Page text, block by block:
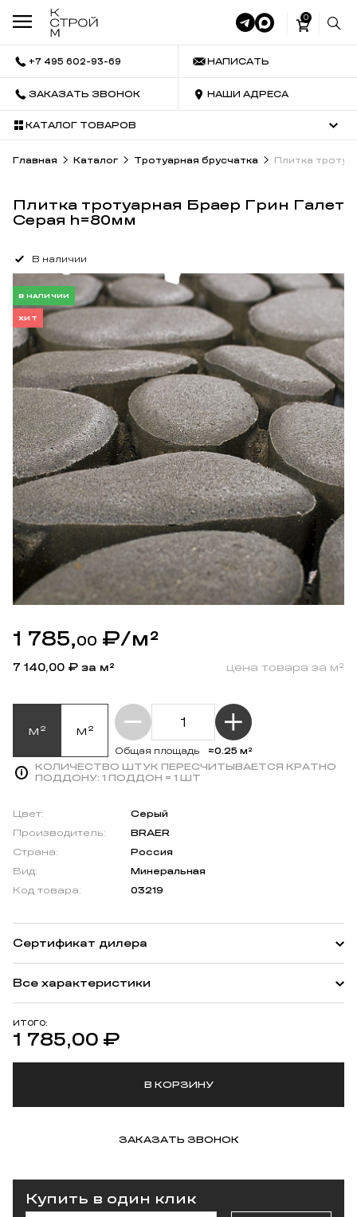
0
+7 495 602-93-69 НАПИСАТЬ
ЗАКАЗАТЬ ЗВОНОК НАШИ АДРЕСА
КАТАЛОГ ТОВАРОВ
Главная Каталог Тротуарная брусчатка Плитка
Плитка тротуарная Браер Грин Галет
Серая h=80мм
В наличии
В НАЛИЧИИ
ХИТ
1 785,00 ₽/м²
7 140,00 ₽ за м² цена товара за м²
м² м²
Общая площадь
≈0.25 м²
КОЛИЧЕСТВО ШТУК ПЕРЕСЧИТЫВАЕТСЯ КРАТНО
ПОДДОНУ: 1 ПОДДОН = 1 ШТ
ИТОГО:
1 785,00 ₽
В КОРЗИНУ
ЗАКАЗАТЬ ЗВОНОК
Цвет:
Серый
Производитель:
BRAER
Страна:
Россия
Вид:
Минеральная
Код товара:
03219
Все характеристики
Сертификат дилера
Купить в один клик